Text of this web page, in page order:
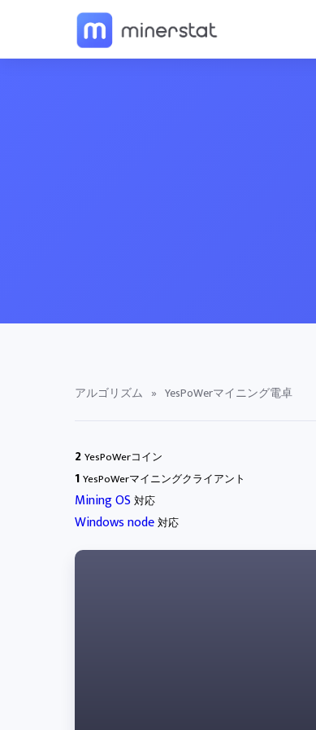
アルゴリズム » YesPoWerマイニング電卓
2YesPoWerコイン
1YesPoWerマイニングクライアント
Mining OS 対応
Windows node対応